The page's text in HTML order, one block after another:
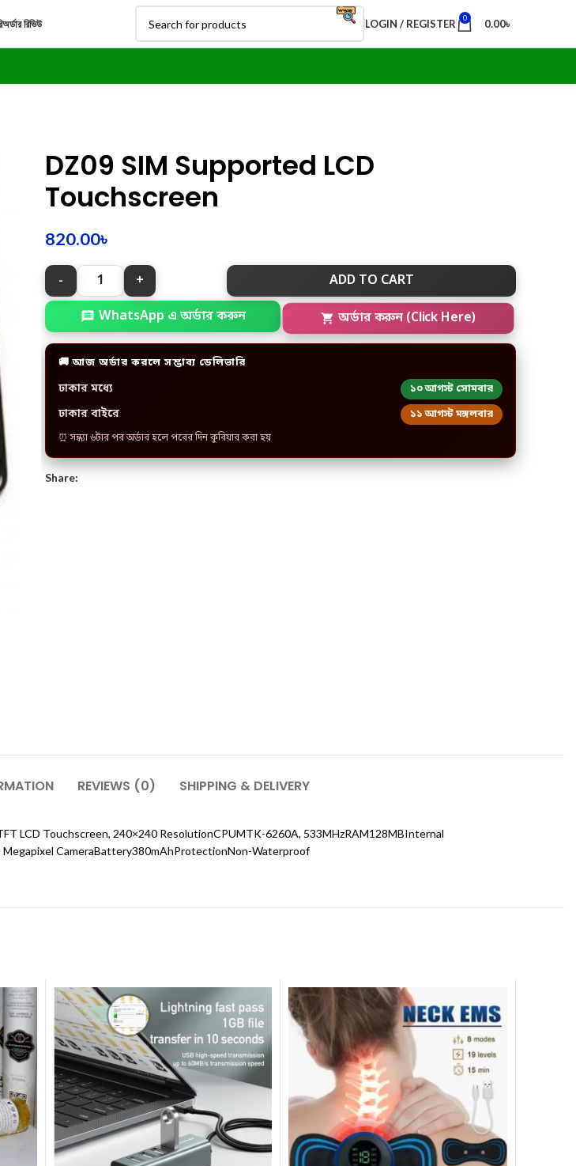
অর্ডার রিভিউ LOGIN / REGISTER 0 0.00৳
DZ09 SIM Supported LCD
Touchscreen
820.00৳
ADD TO CART
WhatsApp এ অর্ডার করুন অর্ডার করুন (Click Here)
🚚 আজ অর্ডার করলে সম্ভাব্য ডেলিভারি
ঢাকার মধ্যে ১০ আগস্ট সোমবার
ঢাকার বাইরে ১১ আগস্ট মঙ্গলবার
⏰ সন্ধ্যা ৬টার পর অর্ডার হলে পরের দিন কুরিয়ার করা হয়
Share:
REVIEWS (0) SHIPPING & DELIVERY
LCD Touchscreen, 240×240 ResolutionCPUMTK-6260A, 533MHzRAM128MBInternal
Megapixel CameraBattery380mAhProtectionNon-Waterproof